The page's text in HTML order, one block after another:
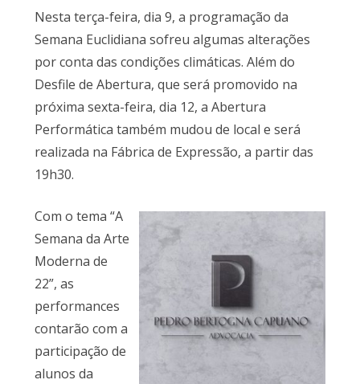
Nesta terça-feira, dia 9, a programação da
Semana Euclidiana sofreu algumas alterações
por conta das condições climáticas. Além do
Desfile de Abertura, que será promovido na
próxima sexta-feira, dia 12, a Abertura
Performática também mudou de local e será
realizada na Fábrica de Expressão, a partir das
19h30.
Com o tema “A
Semana da Arte
Moderna de
22”, as
performances
contarão com a
participação de
alunos da